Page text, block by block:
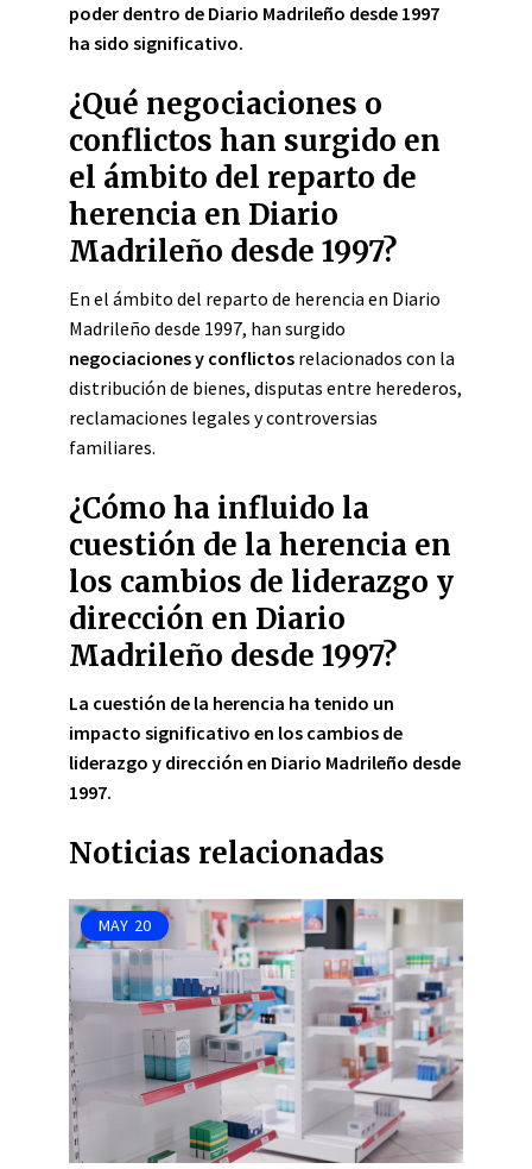
poder dentro de Diario Madrileño desde 1997
ha sido significativo.
¿Qué negociaciones o
conflictos han surgido en
el ámbito del reparto de
herencia en Diario
Madrileño desde 1997?
En el ámbito del reparto de herencia en Diario
Madrileño desde 1997, han surgido
negociaciones y conflictos relacionados con la
distribución de bienes, disputas entre herederos,
reclamaciones legales y controversias
familiares.
¿Cómo ha influido la
cuestión de la herencia en
los cambios de liderazgo y
dirección en Diario
Madrileño desde 1997?
La cuestión de la herencia ha tenido un
impacto significativo en los cambios de
liderazgo y dirección en Diario Madrileño desde
1997.
Noticias relacionadas
MAY 20